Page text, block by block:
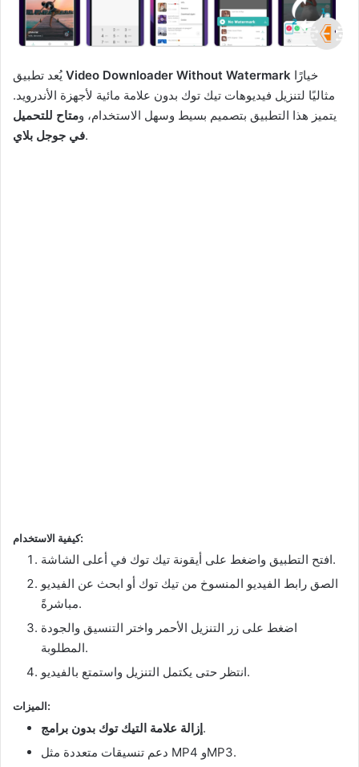
Video Downloader Without Watermark
مثاليًا لتنزيل فيديوهات تيك توك بدون علامة مائية لأجهزة الأندرويد.
يتميز هذا التطبيق بتصميم بسيط وسهل الاستخدام، ومتاح للتحميل
في جوجل بلاي.
كيفية الاستخدام:
افتح التطبيق واضغط على أيقونة تيك توك في أعلى الشاشة.
الصق رابط الفيديو المنسوخ من تيك توك أو ابحث عن الفيديو
مباشرةً.
اضغط على زر التنزيل الأحمر واختر التنسيق والجودة
المطلوبة.
انتظر حتى يكتمل التنزيل واستمتع بالفيديو.
الميزات:
إزالة علامة التيك توك بدون برامج.
دعم تنسيقات متعددة مثل MP4 وMP3.